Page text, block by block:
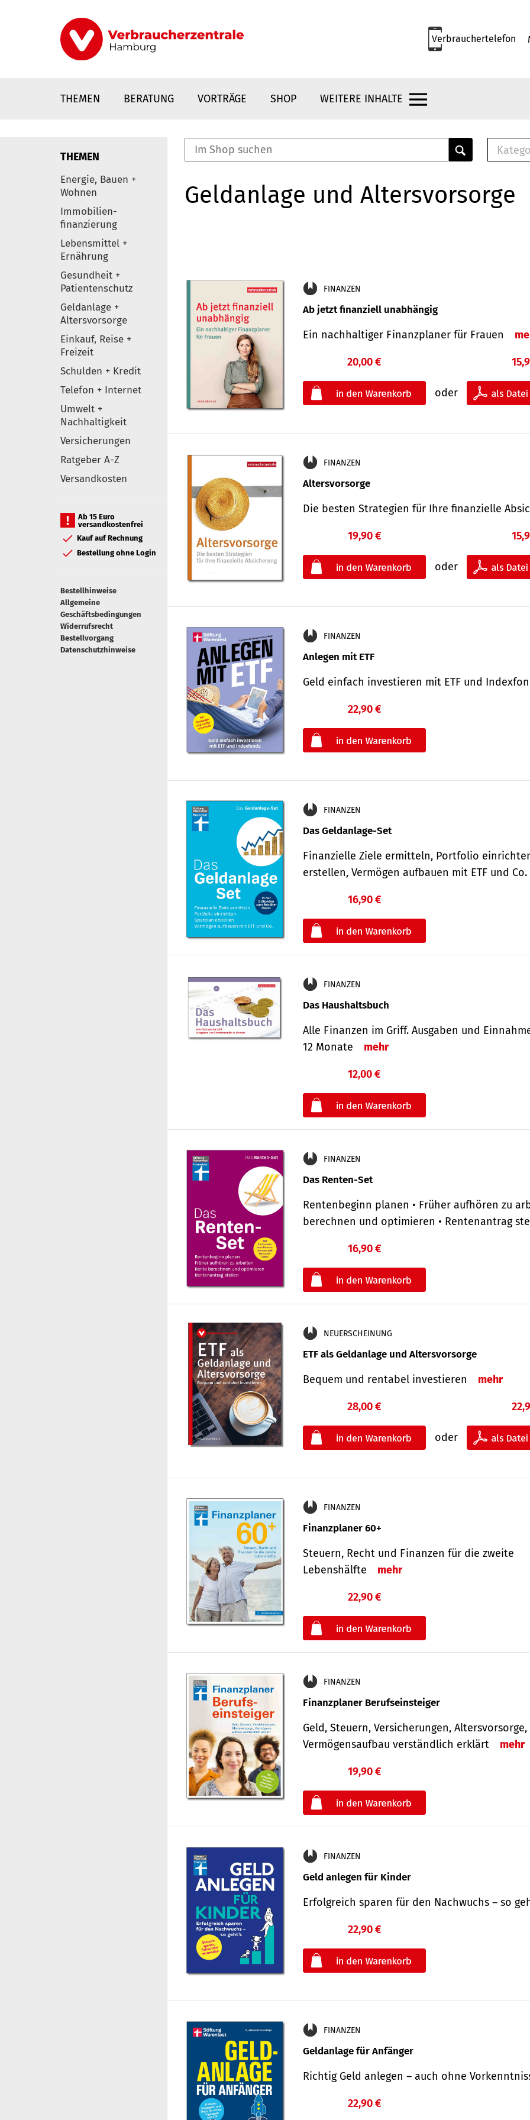
Verbrauchertelefon
THEMEN BERATUNG VORTRÄGE SHOP WEITERE INHALTE
Elemente
THEMEN
Energie, Bauen +
Wohnen
Immobilien-
finanzierung
Lebensmittel +
Ernährung
Gesundheit +
Patientenschutz
Geldanlage +
Altersvorsorge
Einkauf, Reise +
Freizeit
Schulden + Kredit
Telefon + Internet
Umwelt +
Nachhaltigkeit
Versicherungen
Ratgeber A-Z
Versandkosten
Ab 15 Euro
versandkostenfrei
Kauf auf Rechnung
Bestellung ohne Login
Bestellhinweise
Allgemeine
Geschäftsbedingungen
Widerrufsrecht
Bestellvorgang
Datenschutzhinweise
E-
Geldanlage und Altersvorsorge
FINANZEN
Ab jetzt finanziell unabhängig
Ein nachhaltiger Finanzplaner für Frauen
20,00 €
oder
FINANZEN
Altersvorsorge
Die besten Strategien für Ihre finanzielle
19,90 €
oder
FINANZEN
Anlegen mit ETF
Geld einfach investieren mit ETF und
22,90 €
FINANZEN
Das Geldanlage-Set
Finanzielle Ziele ermitteln, Portfolio
erstellen, Vermögen aufbauen mit ETF und
16,90 €
FINANZEN
Das Haushaltsbuch
Alle Finanzen im Griff. Aus­gaben und
12 Monate
mehr
12,00 €
FINANZEN
Das Renten-Set
Rentenbeginn planen • Früher aufhören zu
berechnen und optimieren • Rentenantrag
16,90 €
NEUERSCHEINUNG
ETF als Geldanlage und Altersvorsorge
Bequem und rentabel investieren mehr
28,00 €
oder
FINANZEN
Finanzplaner 60+
Steuern, Recht und Finanzen für die zweite
Lebenshälfte
mehr
22,90 €
FINANZEN
Finanzplaner Berufseinsteiger
Geld, Steuern, Versicherungen, Altersvorsorge,
Vermögensaufbau verständlich erklärt
mehr
19,90 €
FINANZEN
Geld anlegen für Kinder
Erfolgreich sparen für den Nachwuchs – so
22,90 €
FINANZEN
Geldanlage für Anfänger
Richtig Geld anlegen – auch ohne
22,90 €